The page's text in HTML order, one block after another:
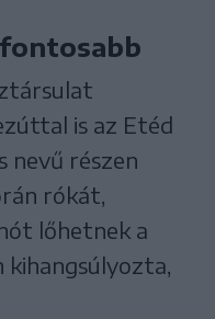
is az Etéd
nevű részen
rókát,
lőhetnek a
kihangsúlyozta,